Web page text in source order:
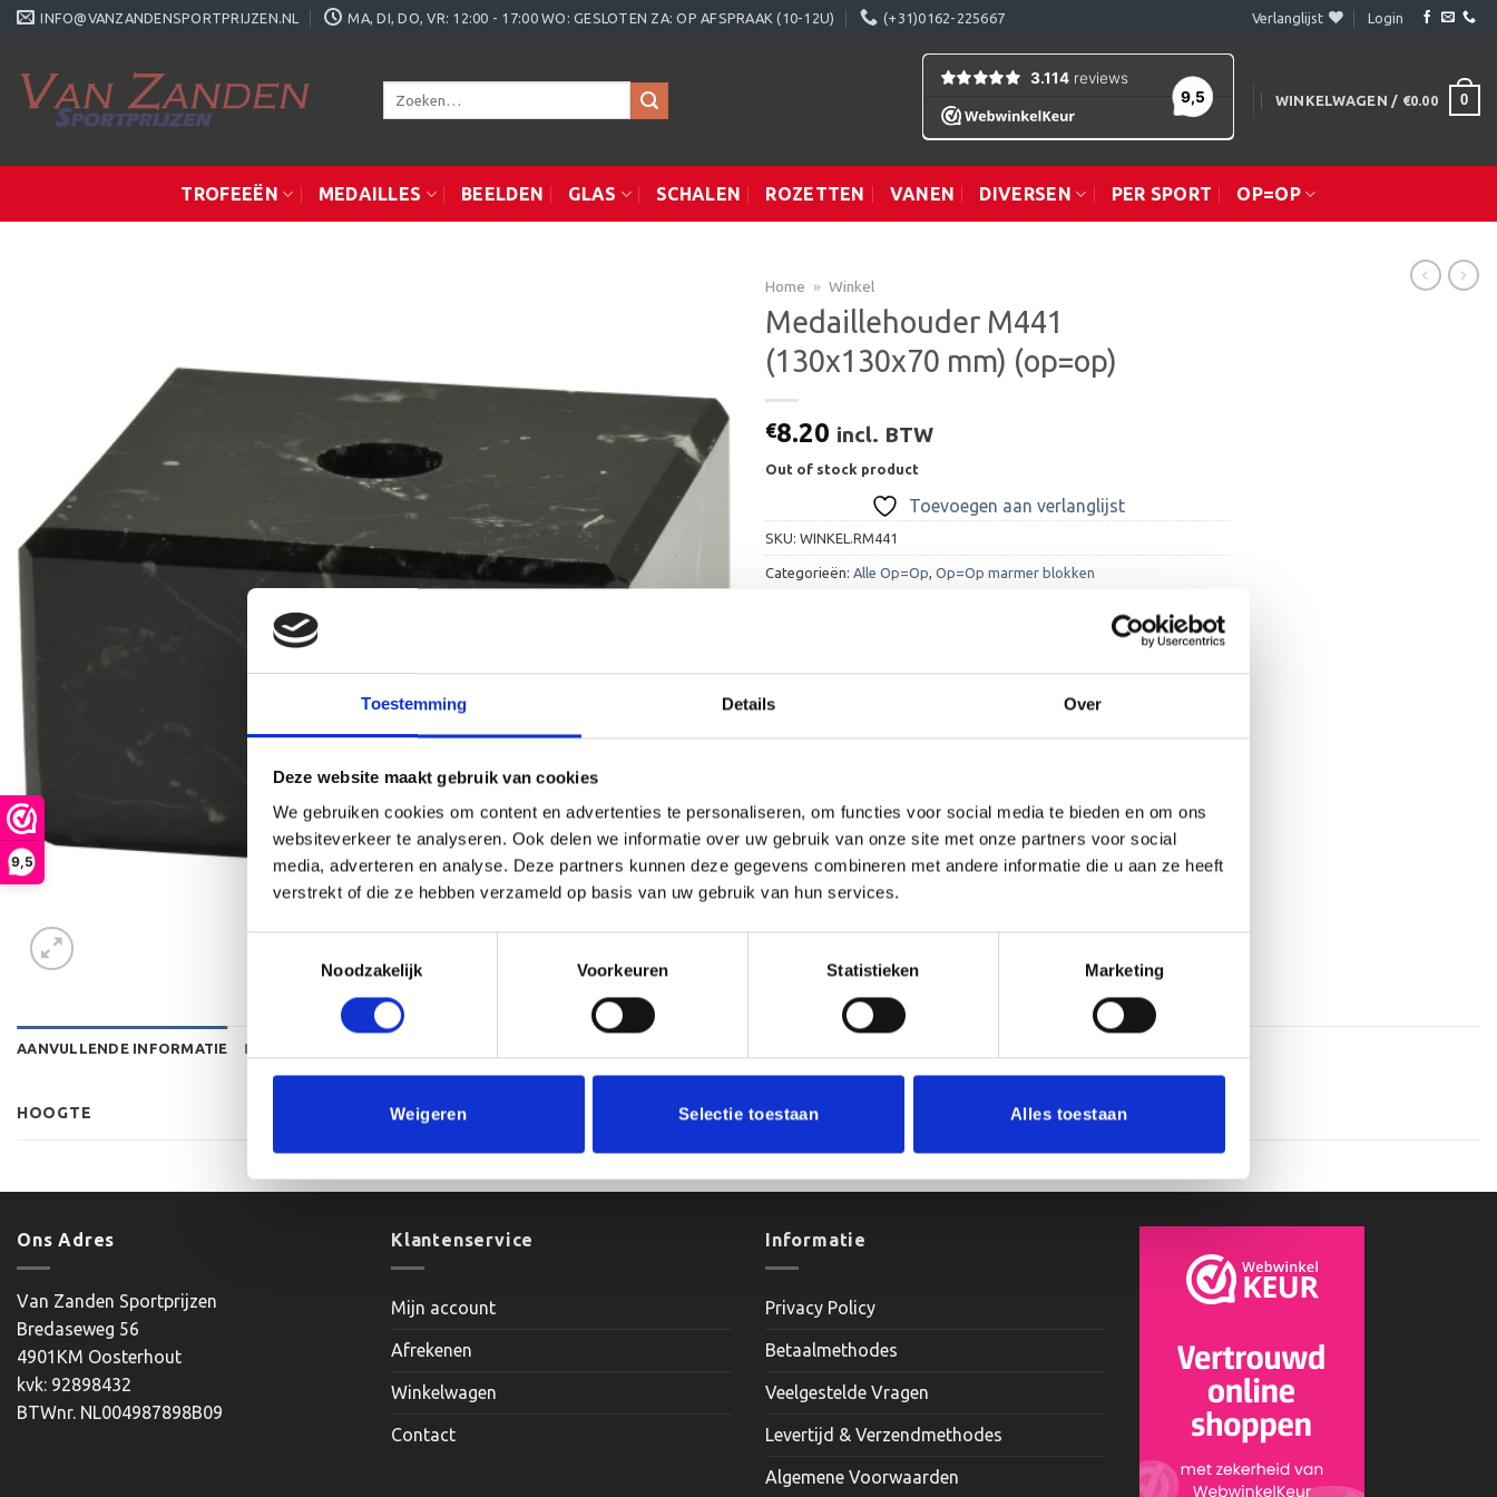
9,5
Toestemming Details Over
Deze website maakt gebruik van cookies
We gebruiken cookies om content en advertenties te personaliseren, om functies voor social media te bieden en om ons
websiteverkeer te analyseren. Ook delen we informatie over uw gebruik van onze site met onze partners voor social
media, adverteren en analyse. Deze partners kunnen deze gegevens combineren met andere informatie die u aan ze heeft
verstrekt of die ze hebben verzameld op basis van uw gebruik van hun services.
Noodzakelijk
Voorkeuren Statistieken Marketing
Weigeren Selectie toestaan Alles toestaan
Ga
INFO@VANZANDENSPORTPRIJZEN.NL MA, DI, DO, VR: 12:00 - 17:00 WO: GESLOTEN ZA: OP AFSPRAAK (10-12U) (+31)0162-225667 Verlanglijst Login
Zoeken
WINKELWAGEN / €0.00 0
TROFEEËN MEDAILLES BEELDEN GLAS SCHALEN ROZETTEN VANEN DIVERSEN PER SPORT OP=OP
aan
Home » Winkel
Medaillehouder M441
(130x130x70 mm) (op=op)
€8.20 incl. BTW
Out of stock product
Toevoegen aan verlanglijst
SKU: WINKEL.RM441
Categorieën: Alle Op=Op Op=Op marmer blokken
AANVULLENDE INFORMATIE BEOORDELINGEN (0)
HOOGTE 130x130x70 cm
Ons Adres
Van Zanden Sportprijzen
Bredaseweg 56
4901KM Oosterhout
kvk: 92898432
BTWnr. NL004987898B09
Klantenservice
Mijn account
Afrekenen
Winkelwagen
Contact
Informatie
Privacy Policy
Betaalmethodes
Veelgestelde Vragen
Levertijd & Verzendmethodes
Algemene Voorwaarden